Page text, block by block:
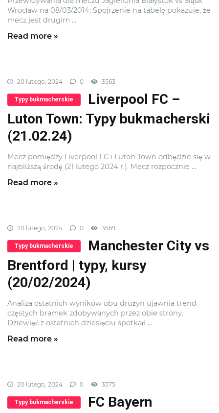
Wrocław na 08/03/2014: Spojrzenie na tabelę pokazuje, że
mecz jest drugim ...
Read more »
20 lutego, 2024 0 3563
Typy bukmacherskie
Liverpool FC –
Luton Town: Typy bukmacherski
(21.02.24)
Mecz pomiędzy Liverpool FC i Luton Town odbędzie się w
najbliższą środę (21 lutego 2024 r.). Mecz rozpocznie ...
Read more »
20 lutego, 2024 0 3569
Typy bukmacherskie
Manchester City vs
Brentford | typy, kursy
(20/02/2024)
Analiza ostatnich wyników obu drużyn ujawnia trend
częstych bramek zdobywanych przez obie strony.
Dziewięć z ostatnich dziesięciu spotkań ...
Read more »
20 lutego, 2024 0 3575
Typy bukmacherskie
FC Bayern